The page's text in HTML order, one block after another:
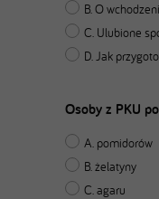
B. O
C. Ulubione
D. Jak
Osoby z PKU
A. pomidorów
B. żelatyny
C. agaru